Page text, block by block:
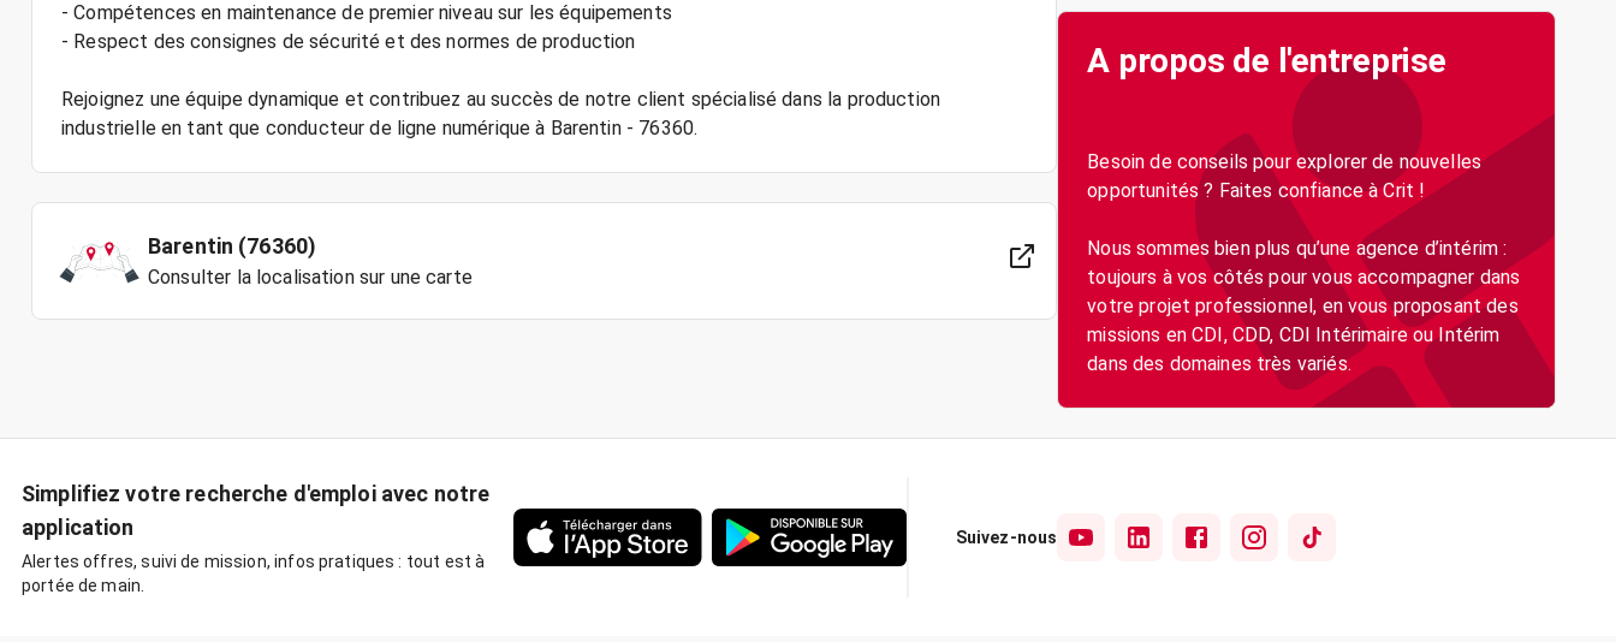
- Compétences en maintenance de premier niveau sur les équipements
- Respect des consignes de sécurité et des normes de production
Rejoignez une équipe dynamique et contribuez au succès de notre client spécialisé dans la production
Barentin (76360)
Consulter la localisation sur une carte
A propos de l'entreprise
Besoin de conseils pour explorer de nouvelles
opportunités ? Faites confiance à Crit !
Nous sommes bien plus qu’une agence d’intérim :
toujours à vos côtés pour vous accompagner dans
votre projet professionnel, en vous proposant des
missions en CDI, CDD, CDI Intérimaire ou Intérim
dans des domaines très variés.
Simplifiez votre recherche d'emploi avec notre
application
Alertes offres, suivi de mission, infos pratiques : tout est à
portée de main.
Suivez-nous